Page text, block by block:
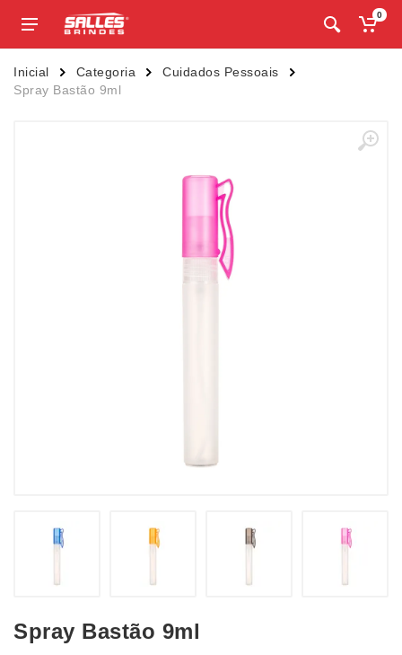
0
Inicial Categoria
Cuidados Pessoais
Spray Bastão 9ml
Spray Bastão 9ml